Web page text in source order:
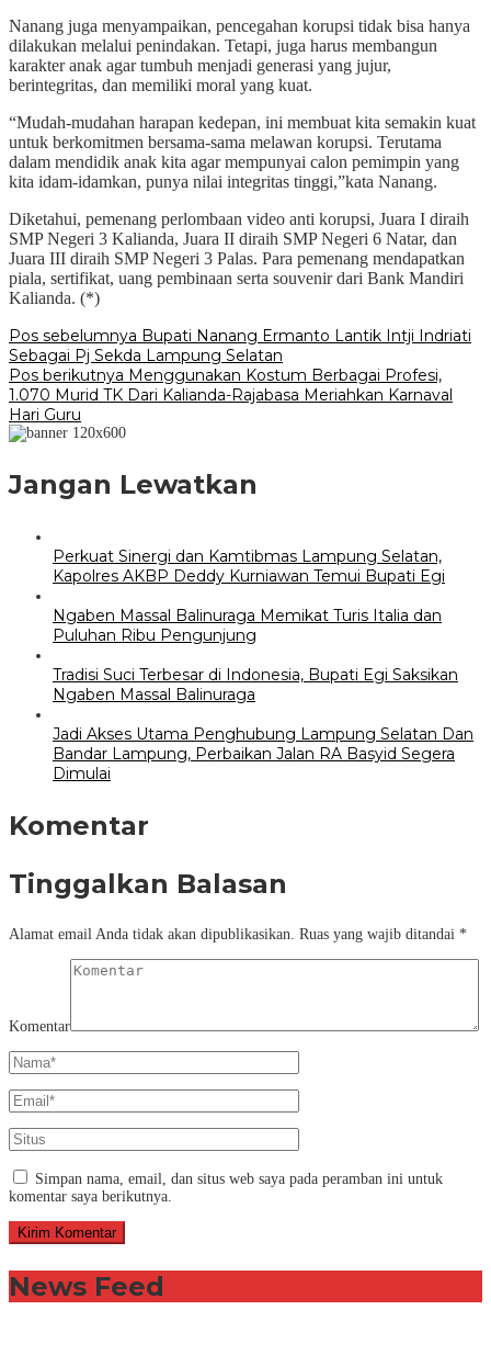
Nanang juga menyampaikan, pencegahan korupsi tidak bisa hanya
dilakukan melalui penindakan. Tetapi, juga harus membangun
karakter anak agar tumbuh menjadi generasi yang jujur,
berintegritas, dan memiliki moral yang kuat.
“Mudah-mudahan harapan kedepan, ini membuat kita semakin kuat
untuk berkomitmen bersama-sama melawan korupsi. Terutama
dalam mendidik anak kita agar mempunyai calon pemimpin yang
kita idam-idamkan, punya nilai integritas tinggi,”kata Nanang.
Diketahui, pemenang perlombaan video anti korupsi, Juara I diraih
SMP Negeri 3 Kalianda, Juara II diraih SMP Negeri 6 Natar, dan
Juara III diraih SMP Negeri 3 Palas. Para pemenang mendapatkan
piala, sertifikat, uang pembinaan serta souvenir dari Bank Mandiri
Kalianda. (*)
Navigasi
pos
Pos sebelumnya Bupati Nanang Ermanto Lantik Intji Indriati
Sebagai Pj Sekda Lampung Selatan
Pos berikutnya Menggunakan Kostum Berbagai Profesi,
1.070 Murid TK Dari Kalianda-Rajabasa Meriahkan Karnaval
Hari Guru
Jangan Lewatkan
Perkuat Sinergi dan Kamtibmas Lampung Selatan,
Kapolres AKBP Deddy Kurniawan Temui Bupati Egi
Ngaben Massal Balinuraga Memikat Turis Italia dan
Puluhan Ribu Pengunjung
Tradisi Suci Terbesar di Indonesia, Bupati Egi Saksikan
Ngaben Massal Balinuraga
Jadi Akses Utama Penghubung Lampung Selatan Dan
Bandar Lampung, Perbaikan Jalan RA Basyid Segera
Dimulai
Komentar
Tinggalkan Balasan
Alamat email Anda tidak akan dipublikasikan. Ruas yang wajib ditandai *
Komentar
Simpan nama, email, dan situs web saya pada peramban ini untuk
komentar saya berikutnya.
News Feed